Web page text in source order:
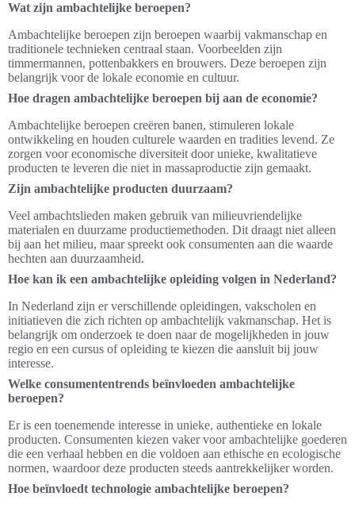
Wat zijn ambachtelijke beroepen?
Ambachtelijke beroepen zijn beroepen waarbij vakmanschap en
traditionele technieken centraal staan. Voorbeelden zijn
timmermannen, pottenbakkers en brouwers. Deze beroepen zijn
belangrijk voor de lokale economie en cultuur.
Hoe dragen ambachtelijke beroepen bij aan de economie?
Ambachtelijke beroepen creëren banen, stimuleren lokale
ontwikkeling en houden culturele waarden en tradities levend. Ze
zorgen voor economische diversiteit door unieke, kwalitatieve
producten te leveren die niet in massaproductie zijn gemaakt.
Zijn ambachtelijke producten duurzaam?
Veel ambachtslieden maken gebruik van milieuvriendelijke
materialen en duurzame productiemethoden. Dit draagt niet alleen
bij aan het milieu, maar spreekt ook consumenten aan die waarde
hechten aan duurzaamheid.
Hoe kan ik een ambachtelijke opleiding volgen in Nederland?
In Nederland zijn er verschillende opleidingen, vakscholen en
initiatieven die zich richten op ambachtelijk vakmanschap. Het is
belangrijk om onderzoek te doen naar de mogelijkheden in jouw
regio en een cursus of opleiding te kiezen die aansluit bij jouw
interesse.
Welke consumententrends beïnvloeden ambachtelijke
beroepen?
Er is een toenemende interesse in unieke, authentieke en lokale
producten. Consumenten kiezen vaker voor ambachtelijke goederen
die een verhaal hebben en die voldoen aan ethische en ecologische
normen, waardoor deze producten steeds aantrekkelijker worden.
Hoe beïnvloedt technologie ambachtelijke beroepen?